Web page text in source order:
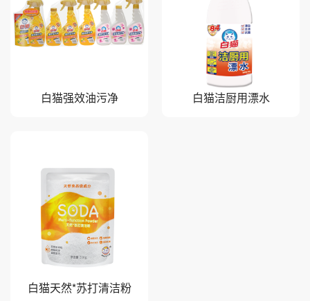
白猫强效油污净 白猫洁厨用漂水
白猫天然*苏打清洁粉